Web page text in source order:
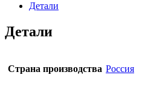
Детали
Детали
Страна производства Россия